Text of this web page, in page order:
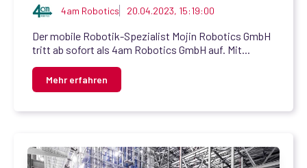
4am Robotics 20.04.2023, 15:19:00
Der mobile Robotik-Spezialist Mojin Robotics GmbH
tritt ab sofort als 4am Robotics GmbH auf. Mit...
Mehr erfahren